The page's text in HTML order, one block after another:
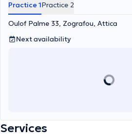
Practice 1Practice 2
Oulof Palme 33, Zografou, Attica
Next availability
Services